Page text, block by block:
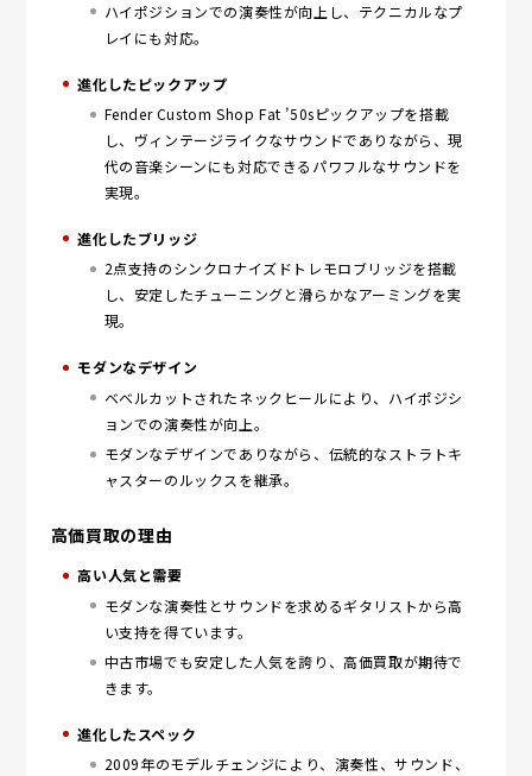
ハイポジションでの演奏性が向上し、テクニカルなプ
レイにも対応。
進化したピックアップ
Fender Custom Shop Fat ’50sピックアップを搭載
し、ヴィンテージライクなサウンドでありながら、現
代の音楽シーンにも対応できるパワフルなサウンドを
実現。
進化したブリッジ
2点支持のシンクロナイズドトレモロブリッジを搭載
し、安定したチューニングと滑らかなアーミングを実
現。
モダンなデザイン
ベベルカットされたネックヒールにより、ハイポジシ
ョンでの演奏性が向上。
モダンなデザインでありながら、伝統的なストラトキ
ャスターのルックスを継承。
高価買取の理由
高い人気と需要
モダンな演奏性とサウンドを求めるギタリストから高
い支持を得ています。
中古市場でも安定した人気を誇り、高価買取が期待で
きます。
進化したスペック
2009年のモデルチェンジにより、演奏性、サウンド、